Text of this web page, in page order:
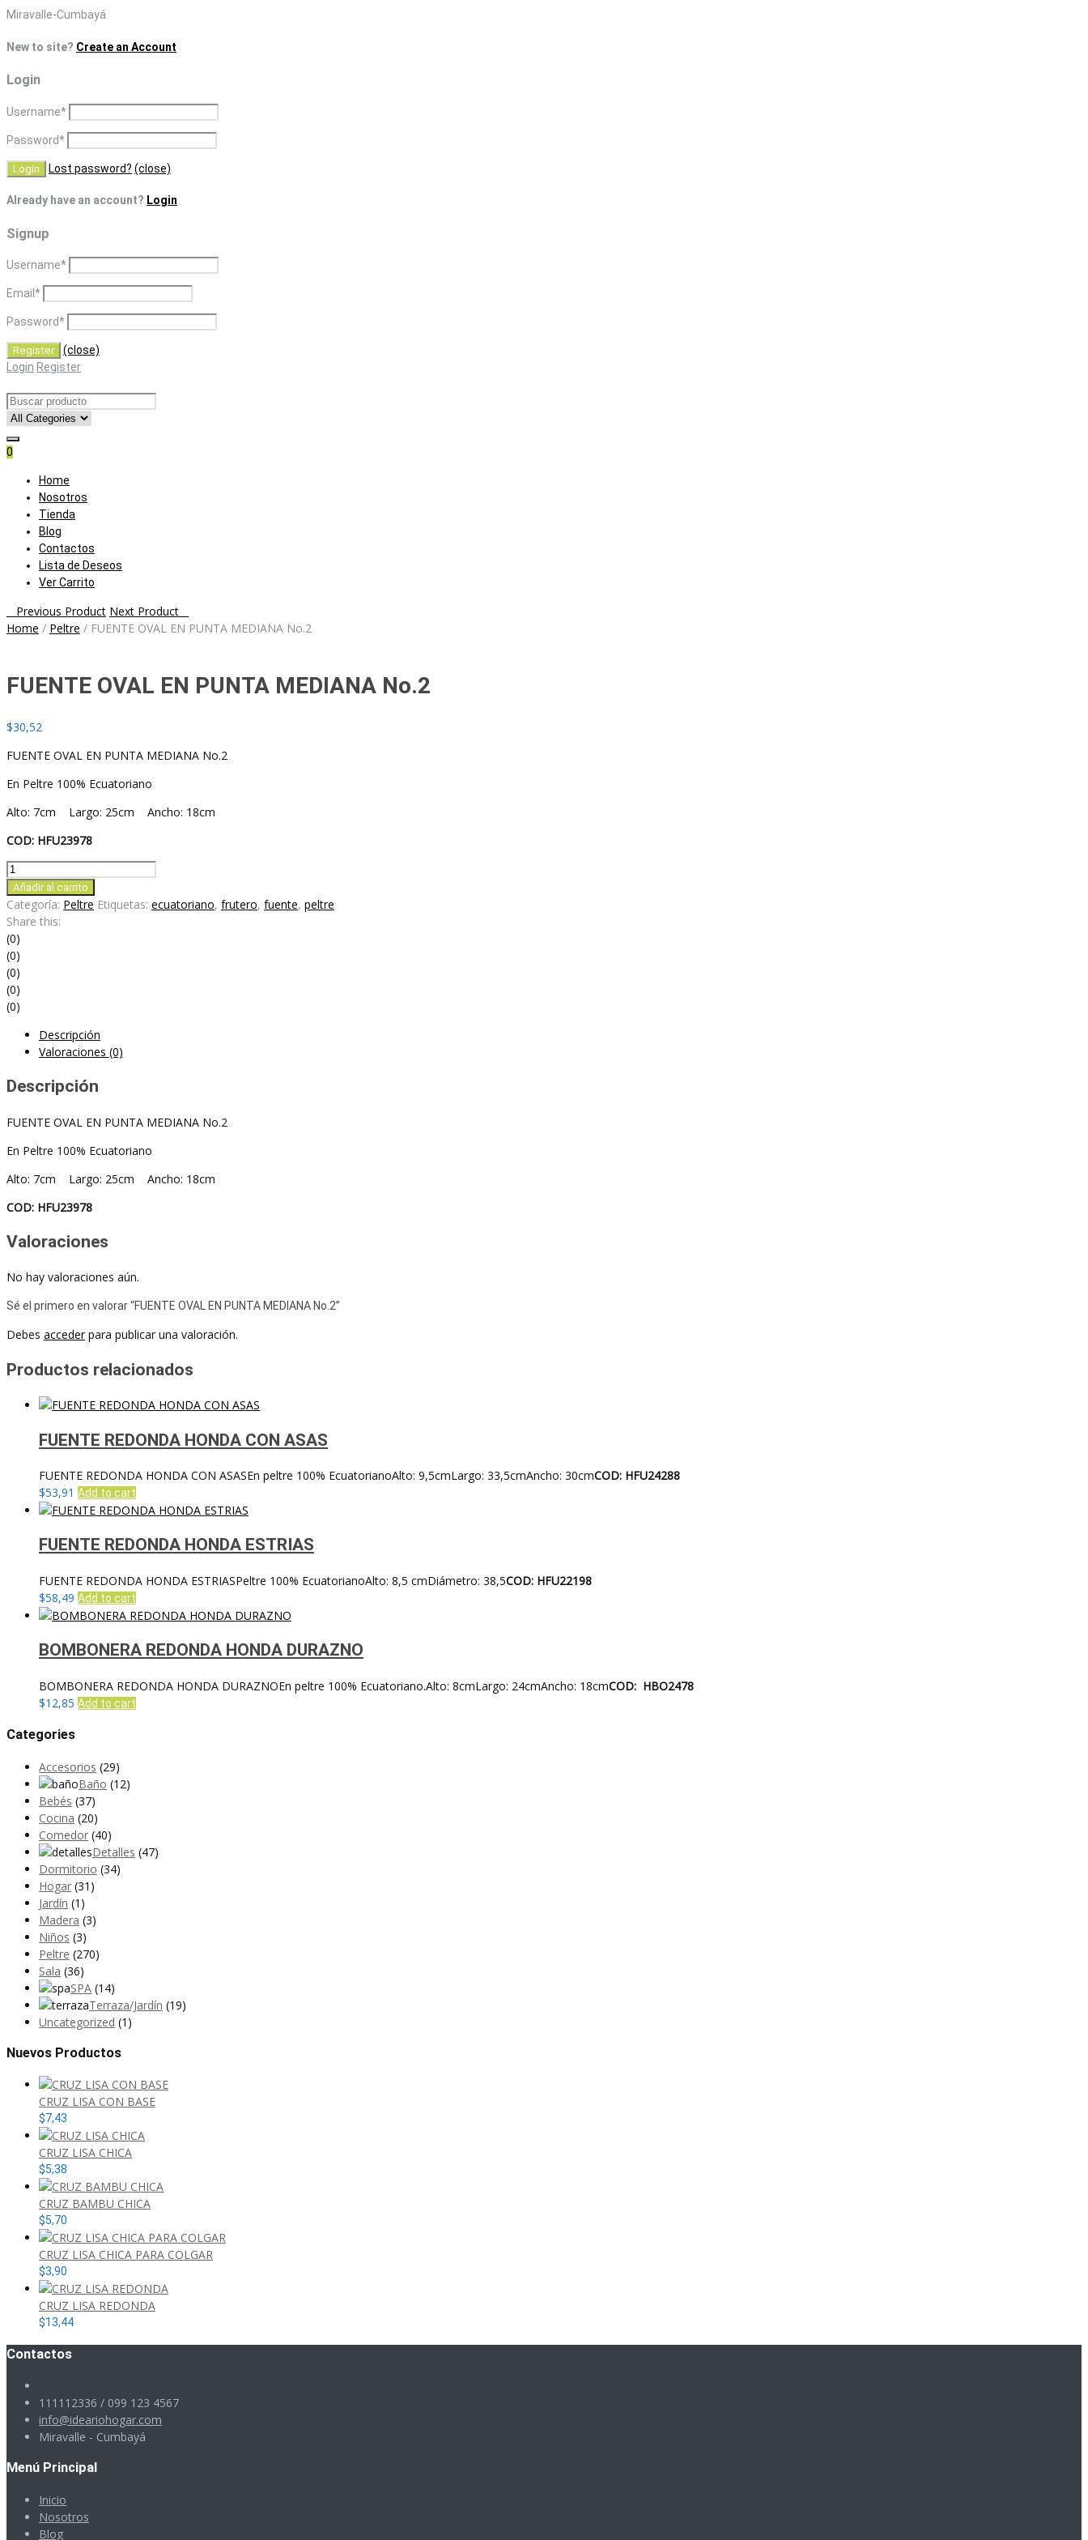
Skip
content
Miravalle-Cumbayá
New to site? Create an Account
Login
Username*
Password*
Lost password? (close)
Already have an account? Login
Signup
Username*
Email *
Password*
(close)
Login Register
0
Skip
content
Home
Nosotros
Tienda
Blog
Contactos
Lista de Deseos
Ver Carrito
Post
navigation
Previous Product Next Product
Home / Peltre / FUENTE OVAL EN PUNTA MEDIANA No.2
FUENTE OVAL EN PUNTA MEDIANA No.2
$30,52
FUENTE OVAL EN PUNTA MEDIANA No.2
En Peltre 100% Ecuatoriano
Alto: 7cm Largo: 25cm Ancho: 18cm
COD: HFU23978
FUENTE
OVAL
EN
PUNTA
MEDIANA
No.2
cantidad
Añadir al carrito
Categoría: Peltre Etiquetas: ecuatoriano, frutero, fuente, peltre
Share this:
(0)
(0)
(0)
(0)
(0)
Descripción
Valoraciones (0)
Descripción
FUENTE OVAL EN PUNTA MEDIANA No.2
En Peltre 100% Ecuatoriano
Alto: 7cm Largo: 25cm Ancho: 18cm
COD: HFU23978
Valoraciones
No hay valoraciones aún.
Sé el primero en valorar “FUENTE OVAL EN PUNTA MEDIANA No.2”
Debes accederpara publicar una valoración.
Productos relacionados
FUENTE REDONDA HONDA CON ASAS
FUENTE REDONDA HONDA CON ASASEn peltre 100% EcuatorianoAlto: 9,5cmLargo: 33,5cmAncho: 30cmCOD: HFU24288
$53,91 Add to cart
FUENTE REDONDA HONDA ESTRIAS
FUENTE REDONDA HONDA ESTRIASPeltre 100% EcuatorianoAlto: 8,5 cmDiámetro: 38,5COD: HFU22198
$58,49 Add to cart
BOMBONERA REDONDA HONDA DURAZNO
BOMBONERA REDONDA HONDA DURAZNOEn peltre 100% Ecuatoriano.Alto: 8cmLargo: 24cmAncho: 18cmCOD: HBO2478
$12,85 Add to cart
Categories
Accesorios (29)
Baño (12)
Bebés (37)
Cocina (20)
Comedor (40)
Detalles (47)
Dormitorio (34)
Hogar (31)
Jardín (1)
Madera (3)
Niños (3)
Peltre (270)
Sala (36)
SPA (14)
Terraza/Jardín (19)
Uncategorized (1)
Nuevos Productos
CRUZ LISA CON BASE
$7,43
CRUZ LISA CHICA
$5,38
CRUZ BAMBU CHICA
$5,70
CRUZ LISA CHICA PARA COLGAR
$3,90
CRUZ LISA REDONDA
$13,44
Contactos
111112336 / 099 123 4567
info@ideariohogar.com
Miravalle - Cumbayá
Menú Principal
Inicio
Nosotros
Blog